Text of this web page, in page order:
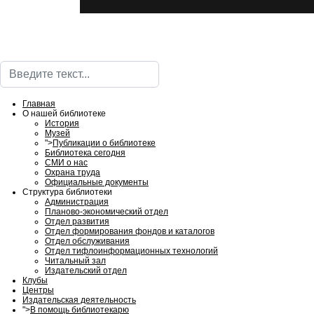
Поиск
Главная
О нашей библиотеке
История
Музей
">Публикации о библиотеке
Библиотека сегодня
СМИ о нас
Охрана труда
Официальные документы
Структура библиотеки
Администрация
Планово-экономический отдел
Отдел развития
Отдел формирования фондов и каталогов
Отдел обслуживания
Отдел тифлоинформационных технологий
Читальный зал
Издательский отдел
Клубы
Центры
Издательская деятельность
">В помощь библиотекарю